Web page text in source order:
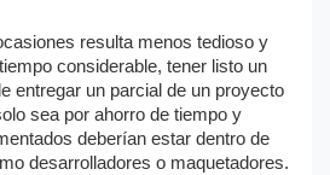
resulta menos tedioso y
considerable, tener listo un
entregar un parcial de un proyecto
sea por ahorro de tiempo y
deberían estar dentro de
desarrolladores o maquetadores.